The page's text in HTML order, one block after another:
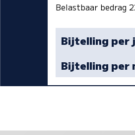
Belastbaar bedrag
Bijtelling per
Bijtelling per